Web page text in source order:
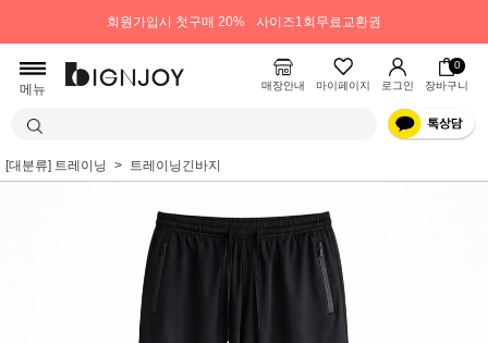
회원가입시 첫구매 20% 사이즈1회무료교환권
메뉴 매장안내 마이페이지 로그인
0
장바구니
[대분류] 트레이닝 트레이닝긴바지